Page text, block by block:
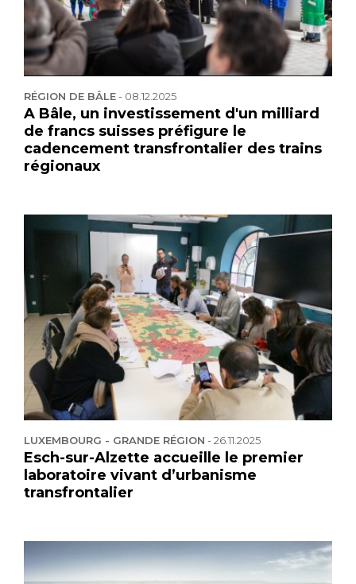
RÉGION DE BÂLE- 08.12.2025
A Bâle, un investissement d'un milliard
de francs suisses préfigure le
cadencement transfrontalier des trains
régionaux
LUXEMBOURG - GRANDE RÉGION -26.11.2025
Esch-sur-Alzette accueille le premier
laboratoire vivant d’urbanisme
transfrontalier